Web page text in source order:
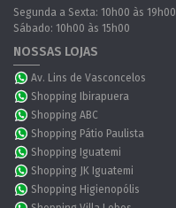
Segunda a Sexta: 10h00 às 19h00
Sábado: 10h00 às 15h00
NOSSAS LOJAS
Av. Lins de Vasconcelos
Shopping Ibirapuera
Shopping ABC
Shopping Pátio Paulista
Shopping Iguatemi
Shopping JK Iguatemi
Shopping Higienopólis